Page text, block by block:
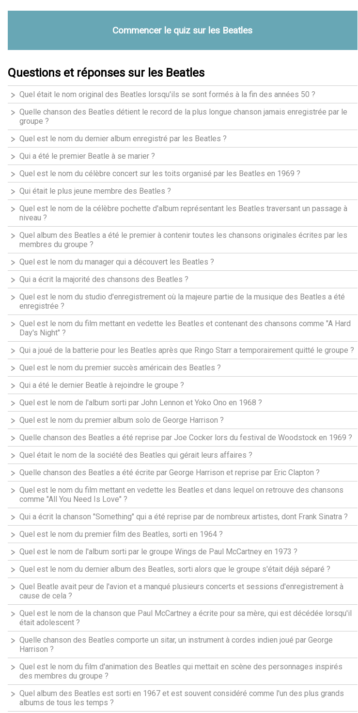
Commencer le quiz sur les Beatles
Questions et réponses sur les Beatles
Quel était le nom original des Beatles lorsqu'ils se sont formés à la fin des années 50 ?
Quelle chanson des Beatles détient le record de la plus longue chanson jamais enregistrée par le
groupe ?
Quel est le nom du dernier album enregistré par les Beatles ?
Qui a été le premier Beatle à se marier ?
Quel est le nom du célèbre concert sur les toits organisé par les Beatles en 1969 ?
Qui était le plus jeune membre des Beatles ?
Quel est le nom de la célèbre pochette d'album représentant les Beatles traversant un passage à
niveau ?
Quel album des Beatles a été le premier à contenir toutes les chansons originales écrites par les
membres du groupe ?
Quel est le nom du manager qui a découvert les Beatles ?
Qui a écrit la majorité des chansons des Beatles ?
Quel est le nom du studio d'enregistrement où la majeure partie de la musique des Beatles a été
enregistrée ?
Quel est le nom du film mettant en vedette les Beatles et contenant des chansons comme "A Hard
Day's Night" ?
Qui a joué de la batterie pour les Beatles après que Ringo Starr a temporairement quitté le groupe ?
Quel est le nom du premier succès américain des Beatles ?
Qui a été le dernier Beatle à rejoindre le groupe ?
Quel est le nom de l'album sorti par John Lennon et Yoko Ono en 1968 ?
Quel est le nom du premier album solo de George Harrison ?
Quelle chanson des Beatles a été reprise par Joe Cocker lors du festival de Woodstock en 1969 ?
Quel était le nom de la société des Beatles qui gérait leurs affaires ?
Quelle chanson des Beatles a été écrite par George Harrison et reprise par Eric Clapton ?
Quel est le nom du film mettant en vedette les Beatles et dans lequel on retrouve des chansons
comme "All You Need Is Love" ?
Qui a écrit la chanson "Something" qui a été reprise par de nombreux artistes, dont Frank Sinatra ?
Quel est le nom du premier film des Beatles, sorti en 1964 ?
Quel est le nom de l'album sorti par le groupe Wings de Paul McCartney en 1973 ?
Quel est le nom du dernier album des Beatles, sorti alors que le groupe s'était déjà séparé ?
Quel Beatle avait peur de l'avion et a manqué plusieurs concerts et sessions d'enregistrement à
cause de cela ?
Quel est le nom de la chanson que Paul McCartney a écrite pour sa mère, qui est décédée lorsqu'il
était adolescent ?
Quelle chanson des Beatles comporte un sitar, un instrument à cordes indien joué par George
Harrison ?
Quel est le nom du film d'animation des Beatles qui mettait en scène des personnages inspirés
des membres du groupe ?
Quel album des Beatles est sorti en 1967 et est souvent considéré comme l'un des plus grands
albums de tous les temps ?